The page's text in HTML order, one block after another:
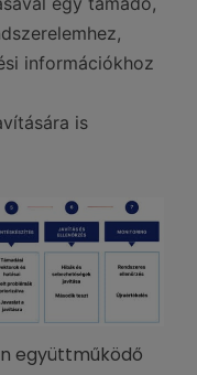
információkhoz
is
együttműködő